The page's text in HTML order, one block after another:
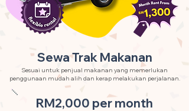
Sewa Trak Makanan
Sesuai untuk penjual makanan yang memerlukan
penggunaan mudah alih dan kerap melakukan perjalanan.
RM2,000 per month